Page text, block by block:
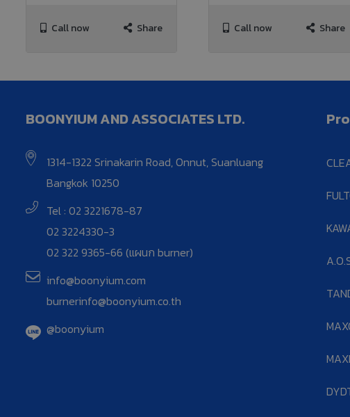
Call now Share Call now Share
BOONYIUM AND ASSOCIATES LTD.
1314-1322 Srinakarin Road, Onnut, Suanluang
Bangkok 10250
Tel : 02 3221678-87
02 3224330-3
02 322 9365-66 (แผนก burner)
info@boonyium.com
burnerinfo@boonyium.co.th
@boonyium